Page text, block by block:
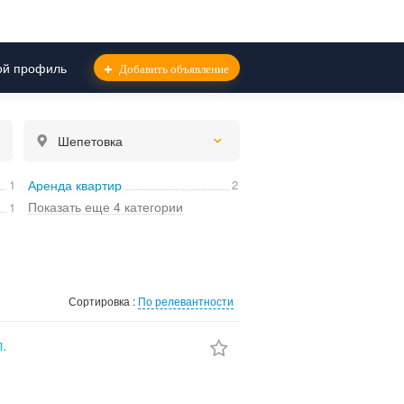
профиль Добавить объявление
Шепетовка
1
1
Аренда квартир 2
Показать еще 4 категории
Сортировка : По релевантности